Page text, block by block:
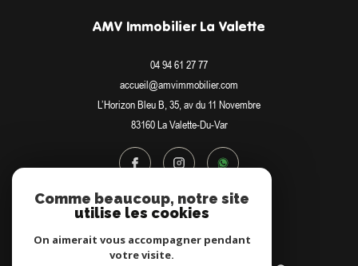
AMV Immobilier La Valette
04 94 61 27 77
accueil@amvimmobilier.com
L’Horizon Bleu B, 35, av du 11 Novembre
83160 La Valette-Du-Var
Adhérents
Comme beaucoup, notre site
utilise les cookies
On aimerait vous accompagner pendant
votre visite.